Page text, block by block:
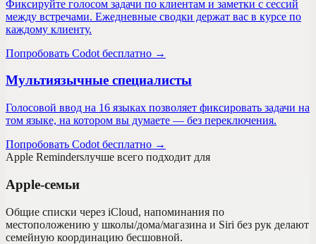
Фиксируйте голосом задачи по клиентам и заметки с сессий
между встречами. Ежедневные сводки держат вас в курсе по
каждому клиенту.
Попробовать Codot бесплатно →
Мультиязычные специалисты
Голосовой ввод на 16 языках позволяет фиксировать задачи на
том языке, на котором вы думаете — без переключения.
Попробовать Codot бесплатно →
Apple Remindersлучше всего подходит для
Apple-семьи
Общие списки через iCloud, напоминания по
местоположению у школы/дома/магазина и Siri без рук делают
семейную координацию бесшовной.